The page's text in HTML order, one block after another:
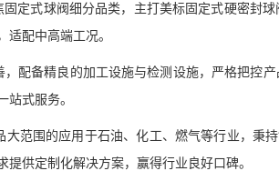
式球阀细分品类，主打美标固定式硬密封球
配中高端工况。
备精良的加工设施与检测设施，严格把控产
式服务。
围的应用于石油、化工、燃气等行业，秉持
供定制化解决方案，赢得行业良好口碑。